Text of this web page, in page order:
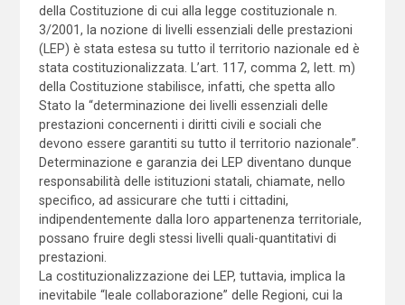
della Costituzione di cui alla legge costituzionale n.
3/2001, la nozione di livelli essenziali delle prestazioni
(LEP) è stata estesa su tutto il territorio nazionale ed è
stata costituzionalizzata. L’art. 117, comma 2, lett. m)
della Costituzione stabilisce, infatti, che spetta allo
Stato la “determinazione dei livelli essenziali delle
prestazioni concernenti i diritti civili e sociali che
devono essere garantiti su tutto il territorio nazionale”.
Determinazione e garanzia dei LEP diventano dunque
responsabilità delle istituzioni statali, chiamate, nello
specifico, ad assicurare che tutti i cittadini,
indipendentemente dalla loro appartenenza territoriale,
possano fruire degli stessi livelli quali-quantitativi di
prestazioni.
La costituzionalizzazione dei LEP, tuttavia, implica la
inevitabile “leale collaborazione” delle Regioni, cui la